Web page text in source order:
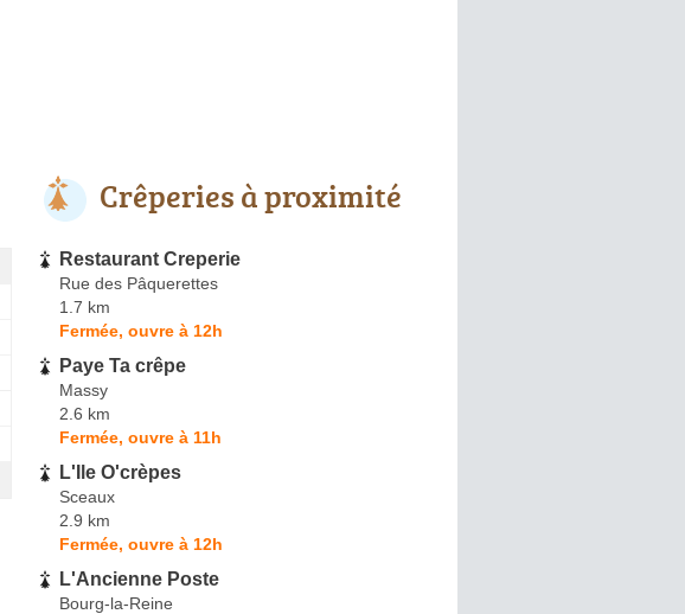
Crêperies à proximité
Restaurant Creperie
Rue des Pâquerettes
1.7 km
Fermée, ouvre à 12h
Paye Ta crêpe
Massy
2.6 km
Fermée, ouvre à 11h
L'Ile O'crèpes
Sceaux
2.9 km
Fermée, ouvre à 12h
L'Ancienne Poste
Bourg-la-Reine